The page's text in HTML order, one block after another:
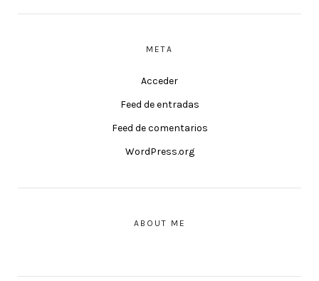
META
Acceder
Feed de entradas
Feed de comentarios
WordPress.org
ABOUT ME